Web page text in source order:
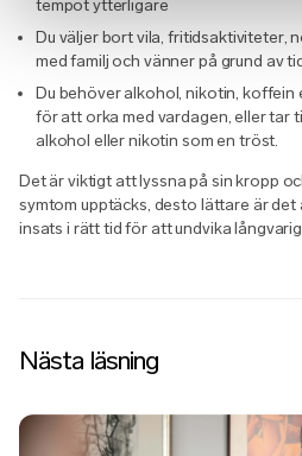
tempot ytterligare
Du väljer bort vila, fritidsaktiviteter,
med familj och vänner på grund av
Du behöver alkohol, nikotin, koffein
för att orka med vardagen, eller tar
alkohol eller nikotin som en tröst.
Det är viktigt att lyssna på sin kropp
symtom upptäcks, desto lättare är
insats i rätt tid för att undvika
Nästa läsning